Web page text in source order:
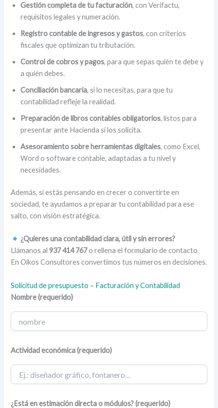
Gestión completa de tu facturación, con Verifactu,
requisitos legales y numeración.
Registro contable de ingresos y gastos, con criterios
fiscales que optimizan tu tributación.
Control de cobros y pagos, para que sepas quién te debe y
a quién debes.
Conciliación bancaria, si lo necesitas, para que tu
contabilidad refleje la realidad.
Preparación de libros contables obligatorios, listos para
presentar ante Hacienda si los solicita.
Asesoramiento sobre herramientas digitales, como Excel,
Word o software contable, adaptadas a tu nivel y
necesidades.
Además, si estás pensando en crecer o convertirte en
sociedad, te ayudamos a preparar tu contabilidad para ese
salto, con visión estratégica.
¿Quieres una contabilidad clara, útil y sin errores?
Llámanos al937 414 767o rellena el formulario de contacto.
En Oikos Consultores convertimos tus números en decisiones.
Solicitud de presupuesto – Facturación y Contabilidad
Nombre (requerido)
Actividad económica (requerido)
¿Está en estimación directa o módulos? (requerido)